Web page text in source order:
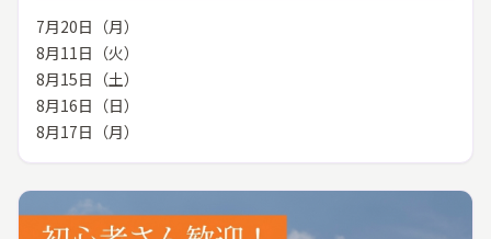
7月20日（月）
8月11日（火）
8月15日（土）
8月16日（日）
8月17日（月）